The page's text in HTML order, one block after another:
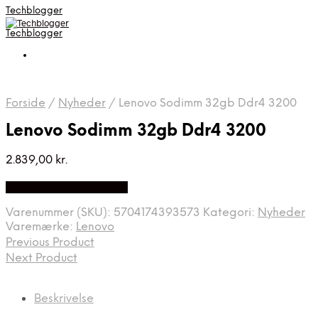
Techblogger
Techblogger
Forside / Nyheder / Lenovo Sodimm 32gb Ddr4 3200
Lenovo Sodimm 32gb Ddr4 3200
2.839,00 kr.
Varenummer (SKU): 5704174393573 Kategori: Nyheder
Varemærke: Lenovo
Previous Product
Next Product
Beskrivelse